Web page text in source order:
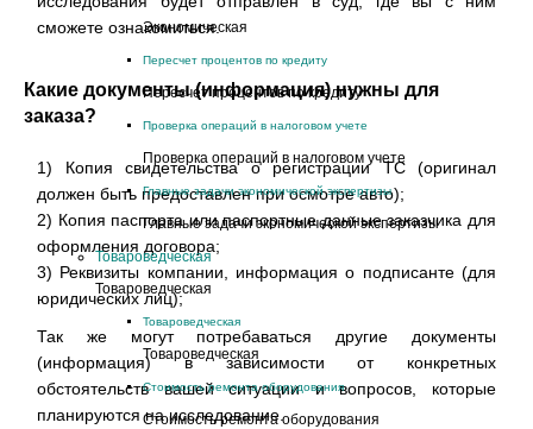
Экономическая
Пересчет процентов по кредиту
Пересчет процентов по кредиту
Проверка операций в налоговом учете
Проверка операций в налоговом учете
Главные задачи экономической экспертизы
Главные задачи экономической экспертизы
Товароведческая
Товароведческая
Товароведческая
Товароведческая
Стоимость ремонта оборудования
Стоимость ремонта оборудования
сможете ознакомиться.
Какие документы (информация) нужны для
заказа?
1) Копия свидетельства о регистрации ТС (оригинал
должен быть предоставлен при осмотре авто);
2) Копия паспорта или паспортные данные заказчика для
оформления договора;
3) Реквизиты компании, информация о подписанте (для
юридических лиц);
Так же могут потребаваться другие документы
(информация) в зависимости от конкретных
обстоятельств вашей ситуации и вопросов, которые
планируются на исследование.